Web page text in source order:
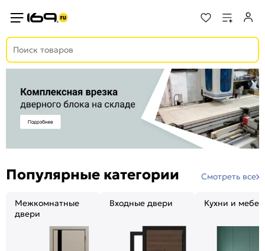
Популярные категории Смотреть все
Межкомнатные
двери
Входные двери Кухни и